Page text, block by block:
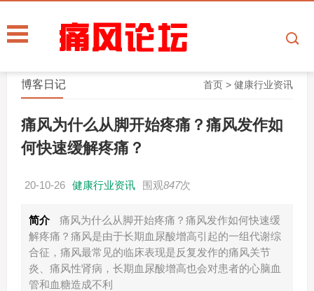
首页 >健康行业资讯
博客日记
痛风为什么从脚开始疼痛？痛风发作如
何快速缓解疼痛？
20-10-26 健康行业资讯 围观847次
简介
痛风为什么从脚开始疼痛？痛风发作如何快速缓
解疼痛？痛风是由于长期血尿酸增高引起的一组代谢综
合征，痛风最常见的临床表现是反复发作的痛风关节
炎、痛风性肾病，长期血尿酸增高也会对患者的心脑血
管和血糖造成不利